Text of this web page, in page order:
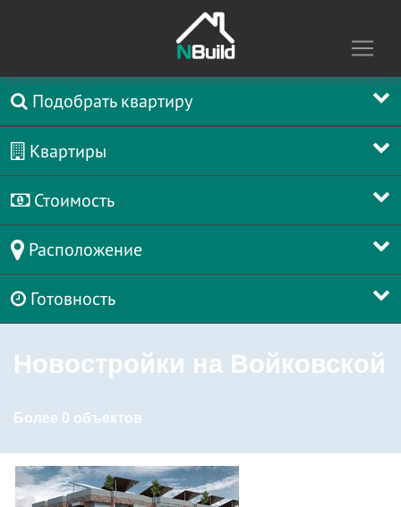
Подобрать квартиру
Квартиры
Стоимость
Расположение
Готовность
Новостройки на Войковской
Более 0 объектов